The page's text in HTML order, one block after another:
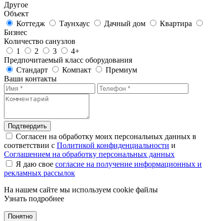
Другое
Объект
Коттедж
Таунхаус Дачный дом
Квартира
Бизнес
Количество санузлов
1
2 3
4+
Предпочитаемый класс оборудования
Стандарт
Компакт
Премиум
Ваши контакты
Подтвердить
Согласен на обработку моих персональных данных в
соответствии с Политикой конфиденциальности и
Соглашением на обработку персональных данных
Я даю свое согласие на получение информационных и
рекламных рассылок
На нашем сайте мы используем cookie файлы
Узнать подробнее
Понятно